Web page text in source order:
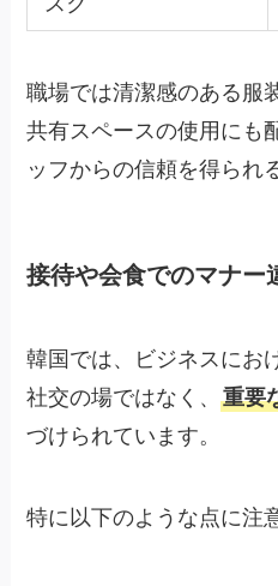
職場では清潔感のある服
共有スペースの使用にも
ッフからの信頼を得られ
接待や会食でのマナー
韓国では、ビジネスにお
社交の場ではなく、重要
づけられています。
特に以下のような点に注